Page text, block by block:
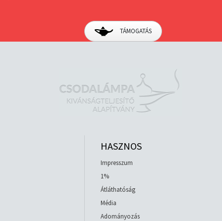
TÁMOGATÁS
HASZNOS
Impresszum
1%
Átláthatóság
Média
Adományozás